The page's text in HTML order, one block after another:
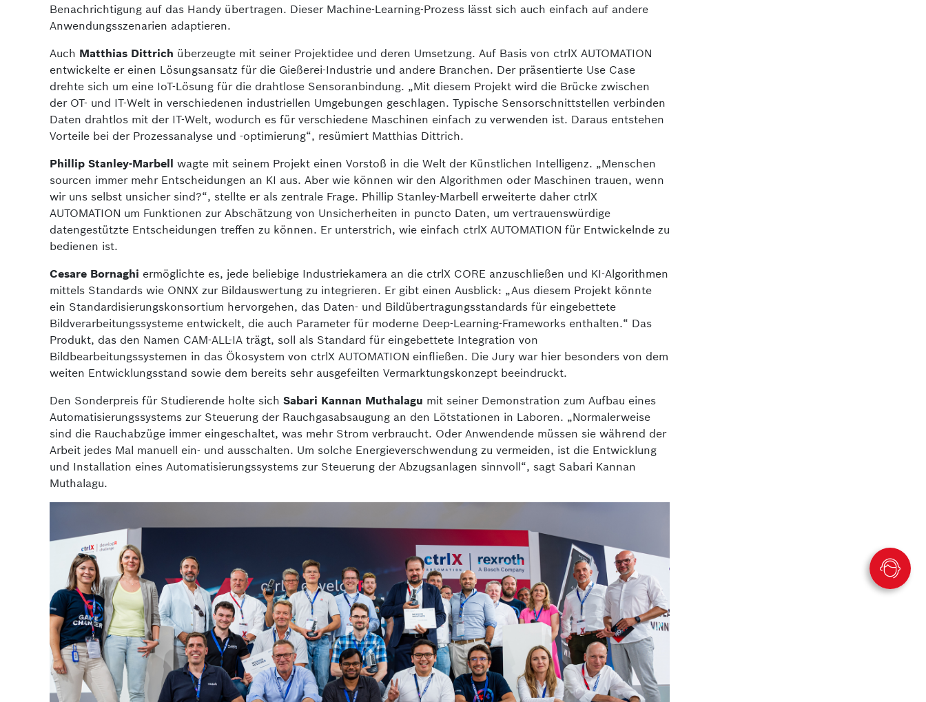
Benachrichtigung auf das Handy übertragen. Dieser Machine-Learning-Prozess lässt sich auch einfach auf andere
Anwendungsszenarien adaptieren.
Auch Matthias Dittrich überzeugte mit seiner Projektidee und deren Umsetzung. Auf Basis von ctrlX AUTOMATION
entwickelte er einen Lösungsansatz für die Gießerei-Industrie und andere Branchen. Der präsentierte Use Case
drehte sich um eine IoT-Lösung für die drahtlose Sensoranbindung. „Mit diesem Projekt wird die Brücke zwischen
der OT- und IT-Welt in verschiedenen industriellen Umgebungen geschlagen. Typische Sensorschnittstellen verbinden
Daten drahtlos mit der IT-Welt, wodurch es für verschiedene Maschinen einfach zu verwenden ist. Daraus entstehen
Vorteile bei der Prozessanalyse und -optimie­rung“, resümiert Matthias Dittrich.
Phillip Stanley-Marbell wagte mit seinem Projekt einen Vorstoß in die Welt der Künstlichen Intelligenz. „Menschen
sourcen immer mehr Entscheidungen an KI aus. Aber wie können wir den Algorithmen oder Maschinen trauen, wenn
wir uns selbst unsicher sind?“, stellte er als zentrale Frage. Phillip Stanley-Marbell erweiterte daher ctrlX
AUTOMATION um Funktionen zur Abschätzung von Unsicherheiten in puncto Daten, um ver­trauenswürdige
datengestützte Entscheidungen treffen zu können. Er unterstrich, wie einfach ctrlX AUTOMATION für Entwickelnde zu
bedienen ist.
Cesare Bornaghi ermöglichte es, jede beliebige Industriekamera an die ctrlX CORE anzuschließen und KI-Algorithmen
mittels Standards wie ONNX zur Bildauswertung zu integrieren. Er gibt einen Ausblick: „Aus diesem Projekt könnte
ein Standardisierungskonsortium hervorgehen, das Daten- und Bildübertragungs­standards für eingebettete
Bildverarbeitungssysteme entwickelt, die auch Parameter für moderne Deep-Learning-Frameworks enthalten.“ Das
Produkt, das den Namen CAM-ALL-IA trägt, soll als Standard für eingebettete Inte­gration von
Bildbearbeitungssystemen in das Ökosystem von ctrlX AUTOMATION einfließen. Die Jury war hier besonders von dem
weiten Entwicklungsstand sowie dem bereits sehr ausgefeilten Vermarktungskonzept beeindruckt.
Den Sonderpreis für Studierende holte sich Sabari Kannan Muthalagu mit seiner Demonstration zum Aufbau eines
Automatisierungssystems zur Steuerung der Rauchgasabsaugung an den Lötstationen in Laboren. „Normalerweise
sind die Rauchabzüge immer eingeschaltet, was mehr Strom verbraucht. Oder Anwendende müssen sie während der
Arbeit jedes Mal manuell ein- und ausschalten. Um solche Energieverschwendung zu vermeiden, ist die Entwicklung
und Installation eines Automatisierungssystems zur Steuerung der Abzugsanlagen sinnvoll“, sagt Sabari Kannan
Muthalagu.